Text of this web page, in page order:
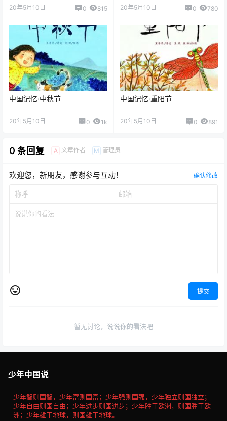
20年5月10日 0 815 20年5月10日 0 780
中国记忆·中秋节
20年5月10日 0 1k
中国记忆·重阳节
20年5月10日 0 891
0 条回复 A 文章作者 M 管理员
欢迎您，新朋友，感谢参与互动！ 确认修改
提交
暂无讨论，说说你的看法吧
少年中国说
少年智则国智，少年富则国富；少年强则国强，少年独立则国独立；
少年自由则国自由；少年进步则国进步；少年胜于欧洲，则国胜于欧
洲；少年雄于地球，则国雄于地球。